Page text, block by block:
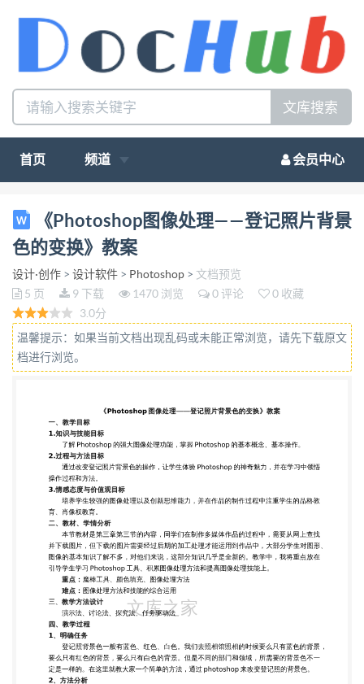
文库搜索
首页 频道 会员中心
《Photoshop 图像处理——登记照片背景色的变换》
教案 一、教学目标 1.知识与技能目标 了解 Photoshop
的强大图像处理功能，掌握 Photoshop 的基本概念、
基本操作。 2.过程与方法目标 通过改变登记照片背景
色的操作，让学生体验 Photoshop 的神奇魅力，并在
学习中领悟 操作过程和方法。 3.情感态度与价值观目
标 培养学生较强的图像处理以及创新思维能力，并在
作品的制作过程中注重学生的品格教 育、肖像权教
的内容，同学们在制作多媒体作品的过程中，需要从
网上查找 并下载图片，但下载的图片需要经过后期的
加工处理才能运用到作品中，大部分学生对图形、 图
像的基本知识了解不多，对他们来说，这部分知识几
乎是全新的。教学中，我将重点放在 引导学生学习
Photoshop 工具、积累图像处理方法和提高图像处理
技能上。 重点：魔棒工具、颜色填充、图像处理方法
难点：图像处理方法和技能的综合运用 三、教学方法
设计 演示法、讨论法、探究法、任务驱动法 四、教
学过程 1、明确任务 登记照背景色一般有蓝色、红
色、白色。我们去照相馆照相的时候要么只有蓝色的
《Photoshop图像处理——登记照片背景
色的变换》教案
设计·创作 > 设计软件 > Photoshop > 文档预览
5 页
9 下载 1470 浏览 0 评论
0 收藏
3.0分
温馨提示：如果当前文档出现乱码或未能正常浏览，请先下载原文
档进行浏览。